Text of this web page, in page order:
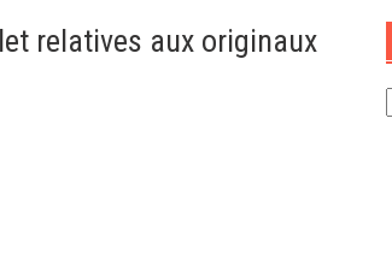
relatives aux originaux